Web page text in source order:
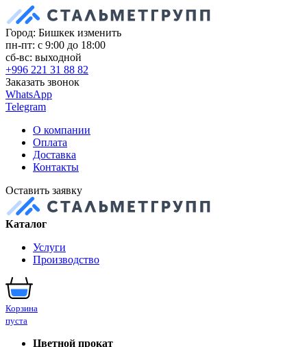
Город: Бишкек изменить
пн-пт: с 9:00 до 18:00
сб-вс: выходной
+996 221 31 88 82
Заказать звонок
WhatsApp
Telegram
О компании
Оплата
Доставка
Контакты
Оставить заявку
Каталог
Услуги
Производство
Корзина
пуста
Цветной прокат